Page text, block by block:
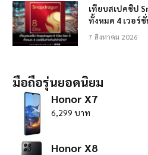
เทียบสเปคชิป
ทั้งหมด 4 เวอร์
7 สิงหาคม 2026
มือถือรุ่นยอดนิยม
Honor X7
6,299 บาท
Honor X8